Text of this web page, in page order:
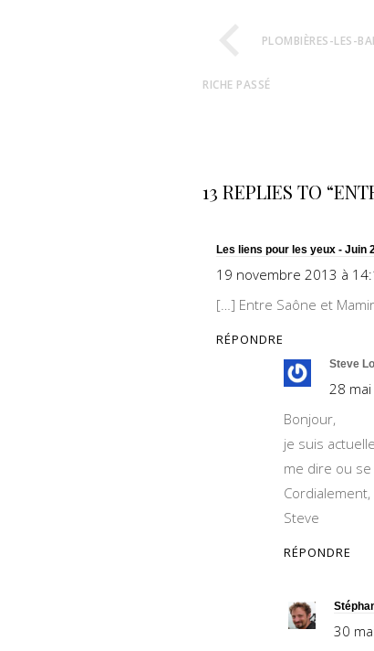
PLOMBIÈRES-LES-
RICHE PASSÉ
13 REPLIES TO
Les liens pour les yeux - Juin
19 novembre 2013 à
[…] Entre Saône et
RÉPONDRE
Steve
28
Bonjour,
je suis
me dire ou
Cordialement,
Steve
RÉPONDRE
30